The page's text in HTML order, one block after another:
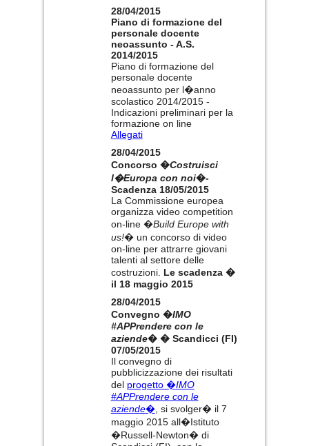
28/04/2015
Piano di formazione del
personale docente
neoassunto - A.S.
2014/2015
Piano di formazione del
personale docente
neoassunto per l�anno
scolastico 2014/2015 -
Indicazioni preliminari per la
formazione on line
Allegati
28/04/2015
Concorso �Costruisci
l�Europa con noi�-
Scadenza 18/05/2015
La Commissione europea
organizza video competition
on-line �Build Europe with
us!� un concorso di video
on-line per attrarre giovani
talenti al settore delle
costruzioni. Le scadenza �
il 18 maggio 2015
28/04/2015
Convegno �IMO
#APPrendere con le
aziende� � Scandicci (FI)
07/05/2015
Il convegno di
pubblicizzazione dei risultati
del progetto �IMO
#APPrendere con le
aziende�, si svolger� il 7
maggio 2015 all�Istituto
�Russell-Newton� di